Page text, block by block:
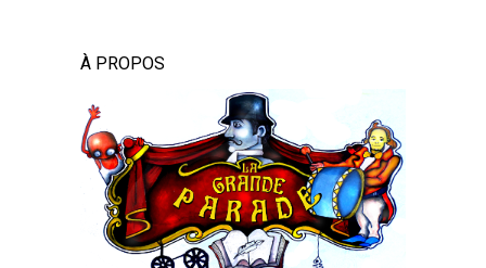
À PROPOS